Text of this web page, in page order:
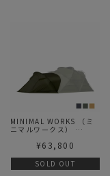
MINIMAL WORKS （ミ
ニマルワークス）
VESTIBULE | シェルタ
¥63,800
SOLD OUT